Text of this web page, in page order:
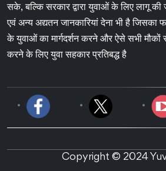
सके, बल्कि सरकार द्वारा युवाओं के लिए लागू की
एवं अन्य अद्यतन जानकारियां देना भी है जिसका
के युवाओं का मार्गदर्शन करने और ऐसे सभी
करने के लिए युवा सहकार प्रतिबद्ध है
Copyright © 2024